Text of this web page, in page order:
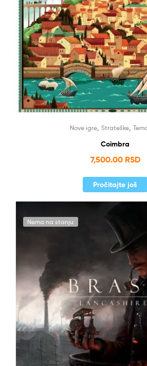
Nove igre Strateške
Coimbra
7,500.00 RSD
Pročitajte još
Nema na stanju